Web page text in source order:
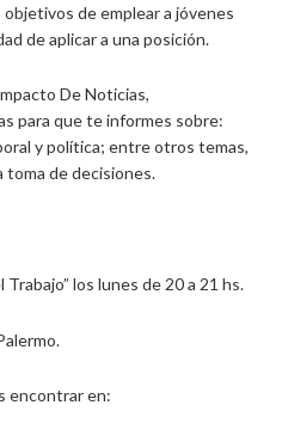
de emplear a jóvenes
de aplicar a una posición.
De Noticias,
para que te informes sobre:
y política; entre otros temas,
toma de decisiones.
los lunes de 20 a 21 hs.
encontrar en: